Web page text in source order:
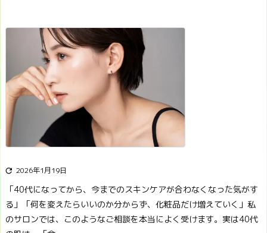
 2026年1月19日
「40代になってから、今までのスキンケアが合わなくなった気がす
る」
「何を変えたらいいのか分からず、化粧品だけ増えていく」 私
のサロンでは、このようなご相談を本当によく受けます。 実は40代